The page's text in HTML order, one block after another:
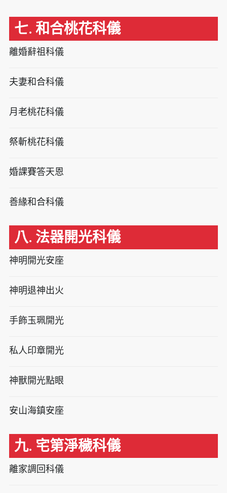
七. 和合桃花科儀
離婚辭祖科儀
夫妻和合科儀
月老桃花科儀
祭斬桃花科儀
婚課賽答天恩
善緣和合科儀
八. 法器開光科儀
神明開光安座
神明退神出火
手飾玉珮開光
私人印章開光
神獸開光點眼
安山海鎮安座
九. 宅第淨穢科儀
離家調回科儀